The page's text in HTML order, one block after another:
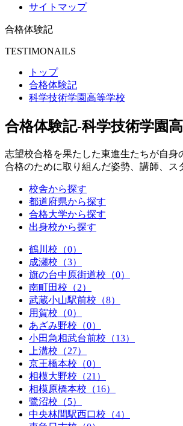
サイトマップ
合格体験記
TESTIMONAILS
トップ
合格体験記
科学技術学園高等学校
合格体験記-科学技術学園
志望校合格を果たした東進生たちが自身
合格のために取り組んだ姿勢、講師、ス
校舎から探す
都道府県から探す
合格大学から探す
出身校から探す
鶴川校（0）
成瀬校（3）
旗の台中原街道校（0）
南町田校（2）
武蔵小山駅前校（8）
用賀校（0）
あざみ野校（0）
小田急相武台前校（13）
上溝校（27）
京王橋本校（0）
相模大野校（21）
相模原橋本校（16）
鷺沼校（5）
中央林間駅西口校（4）